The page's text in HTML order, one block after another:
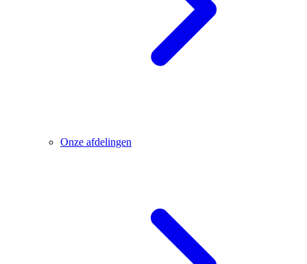
Onze afdelingen